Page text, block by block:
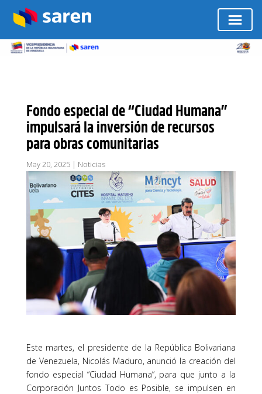
Fondo especial de “Ciudad Humana”
impulsará la inversión de recursos
para obras comunitarias
May 20, 2025| Noticias
Este martes, el presidente de la República Bolivariana
de Venezuela, Nicolás Maduro, anunció la creación del
fondo especial “Ciudad Humana”, para que junto a la
Corporación Juntos Todo es Posible, se impulsen en